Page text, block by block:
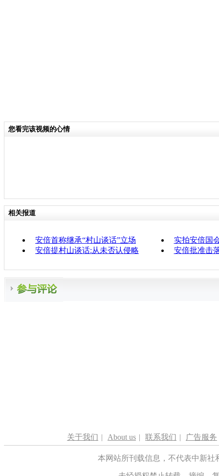
您看完该视频的心情
相关报道
安倍首称继承“村山谈话”立场
实拍安倍国
安倍提村山谈话:从未否认侵略
安倍批准击
关于我们 | About us | 联系我们 | 广告服务
本网站所刊载信息，不代表中新